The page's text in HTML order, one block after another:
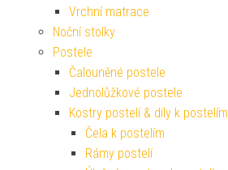
Vrchní matrace
Noční stolky
Postele
Čalouněné postele
Jednolůžkové postele
Kostry postelí & díly k postelím
Čela k postelím
Rámy postelí